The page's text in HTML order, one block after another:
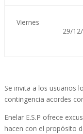
Viernes
29/
Se invita a los usuarios
contingencia acordes
Enelar E.S.P ofrece
hacen con el propósito